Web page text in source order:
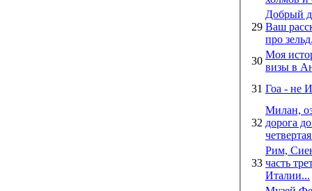
29
Добрый день!
Ваш
про
30
Моя
визы в
31 Гоа - не
32
Милан,
дорога
33
Рим,
часть
Италии...